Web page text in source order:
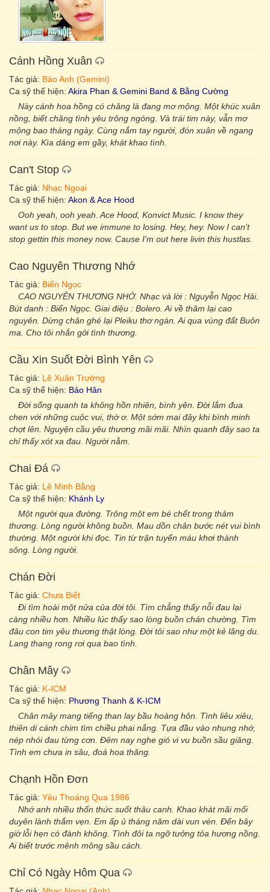
Cánh Hồng Xuân
Tác giả: Bảo Anh (Gemini)
Ca sỹ thể hiện: Akira Phan & Gemini Band & Bằng Cường
Này cánh hoa hồng có chăng là đang mơ mộng. Một khúc xuân
nồng, biết chăng tình yêu trông ngóng. Và trái tim này, vẫn mơ
mộng bao tháng ngày. Cùng nắm tay người, đón xuân về ngang
nơi này. Kìa dáng em gầy, khát khao tình.
Can't Stop
Tác giả: Nhạc Ngoại
Ca sỹ thể hiện: Akon & Ace Hood
Ooh yeah, ooh yeah. Ace Hood, Konvict Music. I know they
want us to stop. But we immune to losing. Hey, hey. Now I can't
stop gettin this money now. Cause I'm out here livin this hustlas.
Cao Nguyên Thương Nhớ
Tác giả: Biển Ngọc
CAO NGUYÊN THƯƠNG NHỚ. Nhạc và lời : Nguyễn Ngọc Hải.
Bút danh : Biển Ngọc. Giai điệu : Bolero. Ai về thăm lại cao
nguyên. Dừng chân ghé lại Pleiku thơ ngàn. Ai qua vùng đất Buôn
ma. Cho tôi nhắn gởi tình thương.
Cầu Xin Suốt Đời Bình Yên
Tác giả: Lê Xuân Trường
Ca sỹ thể hiện: Bảo Hân
Đời sống quanh ta không hồn nhiên, bình yên. Đời lắm đua
chen với những cuộc vui, thờ ơ. Một sớm mai đây khi bình minh
chợt lên. Nguyện cầu yêu thương mãi mãi. Nhìn quanh đây sao ta
chỉ thấy xót xa đau. Người nằm.
Chai Đá
Tác giả: Lê Minh Bằng
Ca sỹ thể hiện: Khánh Ly
Một người qua đường. Trông một em bé chết trong thảm
thương. Lòng người không buồn. Mau dồn chân bước nét vui bình
thường. Một người khi đọc. Tin từ trận tuyến máu khơi thành
sông. Lòng người.
Chán Đời
Tác giả: Chưa Biết
Đi tìm hoài một nửa của đời tôi. Tìm chẳng thấy nỗi đau lại
càng nhiều hơn. Nhiều lúc thấy sao lòng buồn chán chường. Tìm
đâu con tim yêu thương thật lòng. Đời tôi sao như một kẻ lãng du.
Lang thang rong rơi qua bao tình.
Chân Mây
Tác giả: K-ICM
Ca sỹ thể hiện: Phương Thanh & K-ICM
Chân mây mang tiếng than lay bầu hoàng hôn. Tình liêu xiêu,
thiên di cánh chim tìm chiều phai nắng. Tựa đầu vào nhung nhớ,
nép nhói đau từng cơn. Đêm nay nghe gió vi vu buồn sầu giăng.
Tình em chưa in sâu, đoá hoa thăng.
Chạnh Hồn Đơn
Tác giả: Yêu Thoáng Qua 1986
Nhớ anh nhiều thổn thức suốt thâu canh. Khao khát mãi mối
duyên lành thắm vẹn. Em ấp ủ tháng năm dài vun vén. Đến bây
giờ lỗi hẹn có đành không. Tình đôi ta ngỡ tưởng tỏa hương nồng.
Ai biết trước mênh mông sầu cách.
Chỉ Có Ngày Hôm Qua